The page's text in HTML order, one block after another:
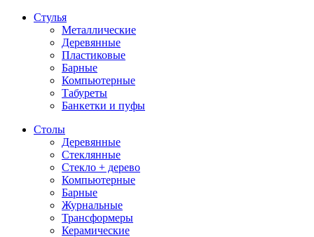
Стулья
Металлические
Деревянные
Пластиковые
Барные
Компьютерные
Табуреты
Банкетки и пуфы
Столы
Деревянные
Стеклянные
Стекло + дерево
Компьютерные
Барные
Журнальные
Трансформеры
Керамические